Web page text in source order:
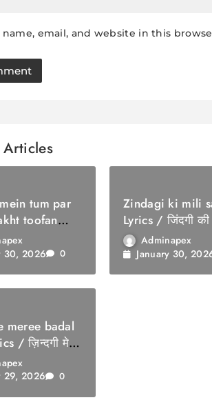
name, email, and website in this
Articles
tum par
toofan
में तुम पर
तूफ़ान
30, 2026
0
Zindagi ki mili
Lyrics / जिंदगी की
सौगातAdminapex
January 30,
meree badal
/ ज़िन्दगी मेरी
29, 2026
0